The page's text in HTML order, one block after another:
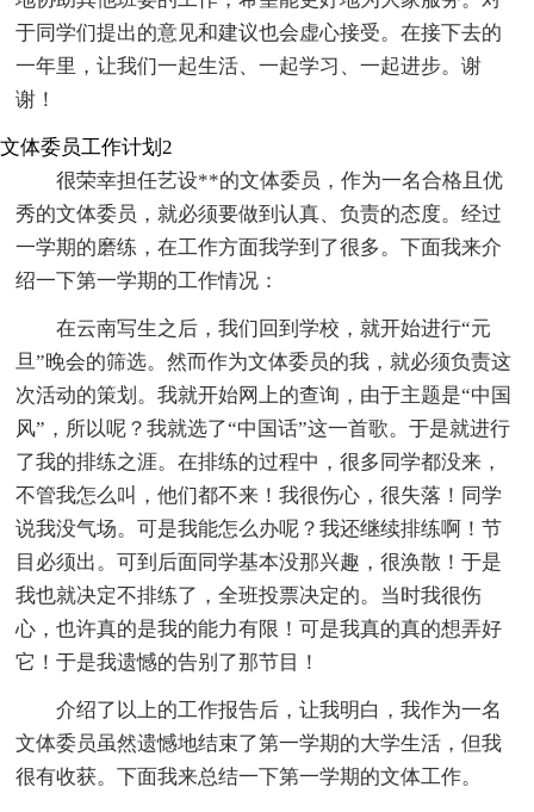
于同学们提出的意见和建议也会虚心接受。在接下去的
一年里，让我们一起生活、一起学习、一起进步。谢
谢！
文体委员工作计划2
很荣幸担任艺设**的文体委员，作为一名合格且优
秀的文体委员，就必须要做到认真、负责的态度。经过
一学期的磨练，在工作方面我学到了很多。下面我来介
绍一下第一学期的工作情况：
在云南写生之后，我们回到学校，就开始进行“元
旦”晚会的筛选。然而作为文体委员的我，就必须负责这
次活动的策划。我就开始网上的查询，由于主题是“中国
风”，所以呢？我就选了“中国话”这一首歌。于是就进行
了我的排练之涯。在排练的过程中，很多同学都没来，
不管我怎么叫，他们都不来！我很伤心，很失落！同学
说我没气场。可是我能怎么办呢？我还继续排练啊！节
目必须出。可到后面同学基本没那兴趣，很涣散！于是
我也就决定不排练了，全班投票决定的。当时我很伤
心，也许真的是我的能力有限！可是我真的真的想弄好
它！于是我遗憾的告别了那节目！
介绍了以上的工作报告后，让我明白，我作为一名
文体委员虽然遗憾地结束了第一学期的大学生活，但我
很有收获。下面我来总结一下第一学期的文体工作。